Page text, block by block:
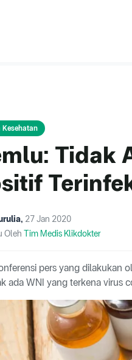
Kesehatan
Tidak
, 27 Jan 2020
Oleh Tim Medis Klikdokter
pers yang dilakukan
ada WNI yang terkena virus